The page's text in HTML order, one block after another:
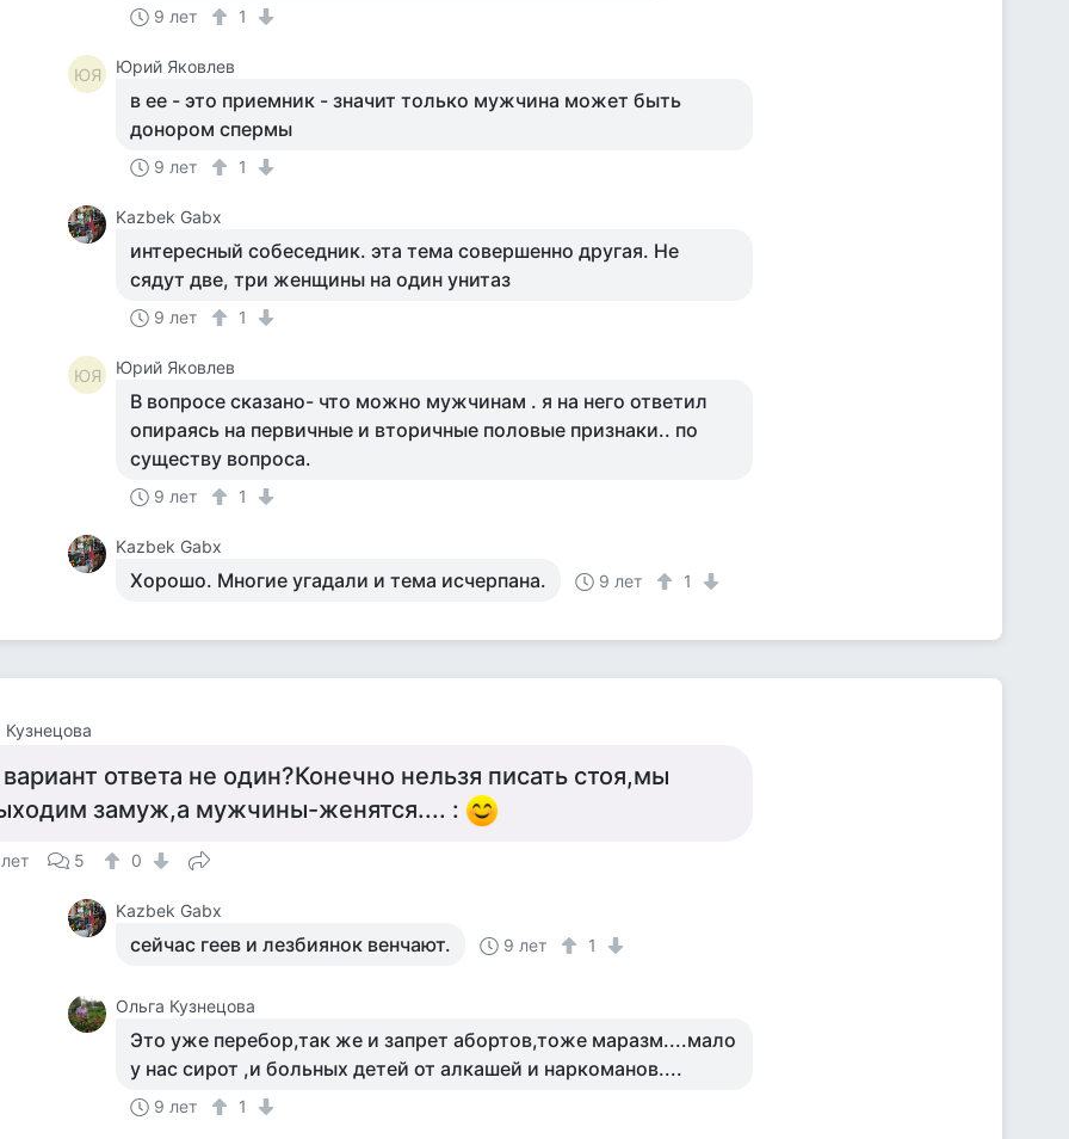
9 лет 1
ЮЯ Юрий Яковлев
в ее - это приемник - значит только мужчина может быть
донором спермы
9 лет 1
Kazbek Gabx
интересный собеседник. эта тема совершенно другая. Не
сядут две, три женщины на один унитаз
9 лет 1
ЮЯ Юрий Яковлев
В вопросе сказано- что можно мужчинам . я на него ответил
опираясь на первичные и вторичные половые признаки.. по
существу вопроса.
9 лет 1
Kazbek Gabx
Хорошо. Многие угадали и тема исчерпана. 9 лет 1
Кузнецова
ответа не один?Конечно нельзя писать стоя,мы
замуж,а мужчины-женятся.... :
5 0
Kazbek Gabx
сейчас геев и лезбиянок венчают. 9 лет 1
Ольга Кузнецова
Это уже перебор,так же и запрет абортов,тоже маразм....мало
у нас сирот ,и больных детей от алкашей и наркоманов....
9 лет 1